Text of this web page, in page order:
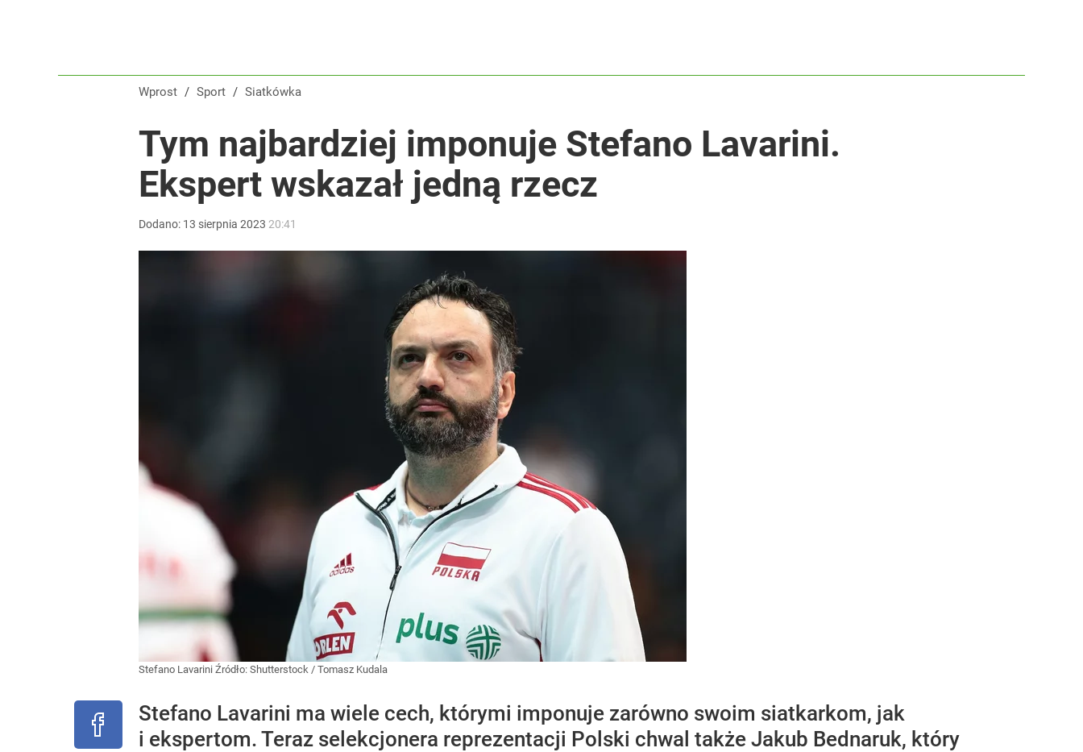
Wprost / Sport / Siatkówka
Tym najbardziej imponuje Stefano Lavarini.
Ekspert wskazał jedną rzecz
Dodano: 13 sierpnia 2023 20:41
Stefano Lavarini Źródło: Shutterstock / Tomasz Kudala
Stefano Lavarini ma wiele cech, którymi imponuje zarówno swoim siatkarkom, jak
i ekspertom. Teraz selekcjonera reprezentacji Polski chwal także Jakub Bednaruk, który